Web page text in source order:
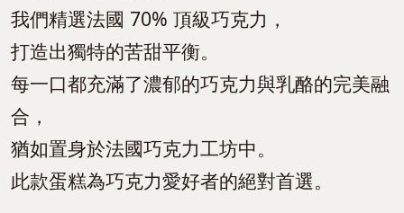
我們精選法國 70% 頂級巧克力，
打造出獨特的苦甜平衡。
每一口都充滿了濃郁的巧克力與乳酪的完美融
合，
猶如置身於法國巧克力工坊中。
此款蛋糕為巧克力愛好者的絕對首選。